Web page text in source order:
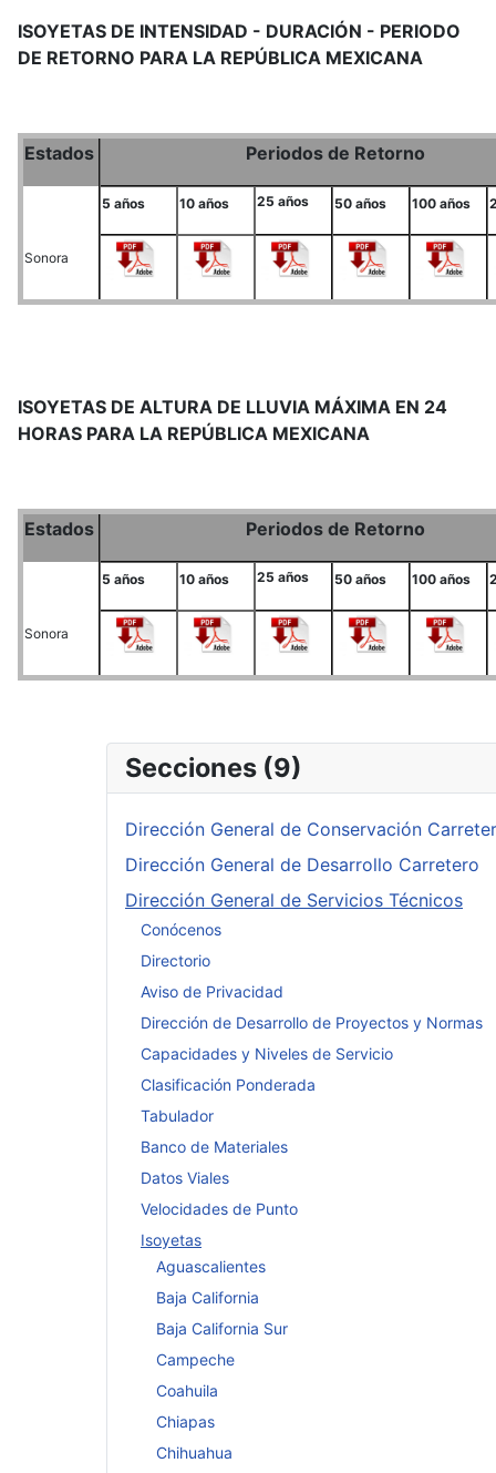
ISOYETAS DE INTENSIDAD - DURACIÓN - PERIODO
DE RETORNO PARA LA REPÚBLICA MEXICANA
Estados Periodos de Retorno
5 años 10 años 25 años 50 años 100 años
Sonora
ISOYETAS DE ALTURA DE LLUVIA MÁXIMA EN 24
HORAS PARA LA REPÚBLICA MEXICANA
Estados Periodos de Retorno
5 años 10 años 25 años 50 años 100 años
Sonora
Secciones (9)
Dirección General de Conservación
Dirección General de Desarrollo Carretero
Dirección General de Servicios Técnicos
Conócenos
Directorio
Aviso de Privacidad
Dirección de Desarrollo de Proyectos y Normas
Capacidades y Niveles de Servicio
Clasificación Ponderada
Tabulador
Banco de Materiales
Datos Viales
Velocidades de Punto
Isoyetas
Aguascalientes
Baja California
Baja California Sur
Campeche
Coahuila
Chiapas
Chihuahua